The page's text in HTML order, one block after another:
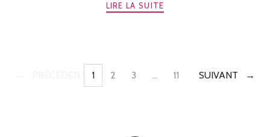
LIRE LA SUITE
1 2 3 … 11 SUIVANT